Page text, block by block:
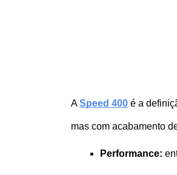
A Speed 400 é a
mas com acabamento
Performance: